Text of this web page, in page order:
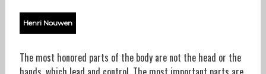
Henri Nouwen
The most honored parts of the body are not the head or the